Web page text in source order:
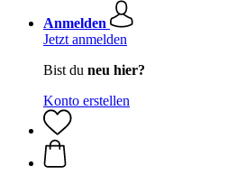
Anmelden
Jetzt anmelden
Bist du neu hier?
Konto erstellen